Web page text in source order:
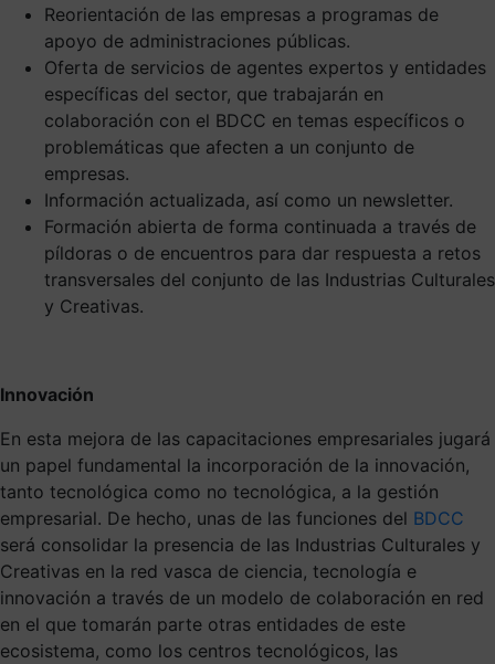
Reorientación de las empresas a programas de
apoyo de administraciones públicas.
Oferta de servicios de agentes expertos y entidades
específicas del sector, que trabajarán en
colaboración con el BDCC en temas específicos o
problemáticas que afecten a un conjunto de
empresas.
Información actualizada, así como un newsletter.
Formación abierta de forma continuada a través de
píldoras o de encuentros para dar respuesta a retos
transversales del conjunto de las Industrias Culturales
y Creativas.
Innovación
En esta mejora de las capacitaciones empresariales jugará
un papel fundamental la incorporación de la innovación,
tanto tecnológica como no tecnológica, a la gestión
empresarial. De hecho, unas de las funciones del BDCC
será consolidar la presencia de las Industrias Culturales y
Creativas en la red vasca de ciencia, tecnología e
innovación a través de un modelo de colaboración en red
en el que tomarán parte otras entidades de este
ecosistema, como los centros tecnológicos, las